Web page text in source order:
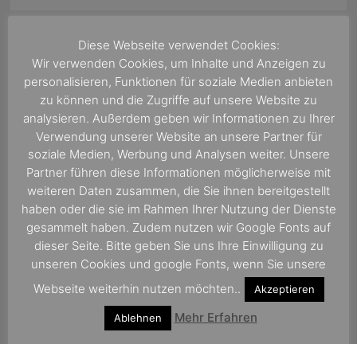
Suchen
nach:
Diese Webseite verwendet Cookies:
Wir verwenden Cookies, um Inhalte und Anzeigen zu
personalisieren, Funktionen für soziale Medien anbieten
zu können und die Zugriffe auf unsere Website zu
analysieren. Außerdem geben wir Informationen zu Ihrer
Verwendung unserer Website an unsere Partner für
soziale Medien, Werbung und Analysen weiter. Unsere
Partner führen diese Informationen möglicherweise mit
weiteren Daten zusammen, die Sie ihnen bereitgestellt
haben oder die sie im Rahmen Ihrer Nutzung der Dienste
gesammelt haben. Zudem nutzen wir Google Fonts auf
dieser Seite. Bitte geben Sie uns Ihre Einwilligung zu
unseren Cookies und google Fonts, wenn Sie unsere
Webseite weiterhin nutzen möchten..
Akzeptieren
Ablehnen Mehr Erfahren